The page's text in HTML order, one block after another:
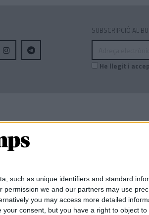
such as unique identifiers and standard
permission we and our partners may use
you may access more detailed
consent, but you have a right to object
SUBSCRIPCIÓ AL
Adreça
He llegit i